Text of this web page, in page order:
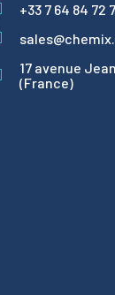
+33 7 64 84 72
17 avenue
(France)